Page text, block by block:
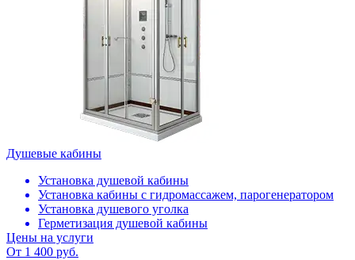
Душевые кабины
Установка душевой кабины
Установка кабины с гидромассажем, парогенератором
Установка душевого уголка
Герметизация душевой кабины
Цены на услуги
От 1 400 руб.